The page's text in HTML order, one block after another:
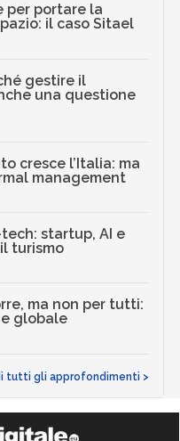
per portare la
il caso Sitael
gestire il
una questione
cresce l’Italia: ma
management
startup, AI e
turismo
ma non per tutti:
globale
tutti gli approfondimenti >